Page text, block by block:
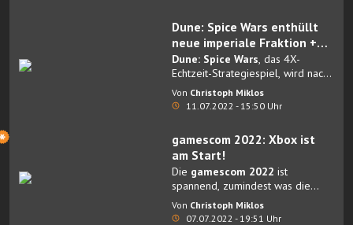
über 550.
Dune: Spice Wars enthüllt
neue imperiale Fraktion +
Gamescom!
Dune: Spice Wars, das 4X-
Echtzeit-Strategiespiel, wird nach
dem großen Multiplayer-Update
erneut erweitert.
Von Christoph Miklos
11.07.2022 - 15:50 Uhr
gamescom 2022: Xbox ist
am Start!
Die gamescom 2022 ist
spannend, zumindest was die
Teilnehmer angeht. Nachdem
bereits mehrere große Publisher,
Von Christoph Miklos
07.07.2022 - 19:51 Uhr